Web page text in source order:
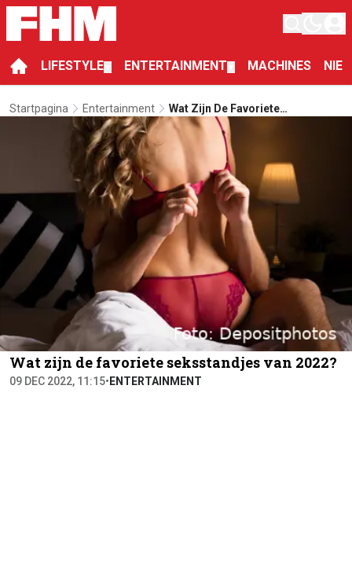
LIFESTYLE ENTERTAINMENT MACHINES
Startpagina Entertainment
Wat Zijn De Favoriete
Seksstandjes Van 2022?
Wat zijn de favoriete seksstandjes van 2022?
09 DEC 2022, 11:15• ENTERTAINMENT